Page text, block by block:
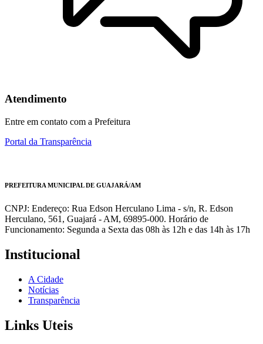
Atendimento
Entre em contato com a Prefeitura
Portal da Transparência
PREFEITURA MUNICIPAL DE GUAJARÁ/AM
CNPJ: Endereço: Rua Edson Herculano Lima - s/n, R. Edson
Herculano, 561, Guajará - AM, 69895-000. Horário de
Funcionamento: Segunda a Sexta das 08h às 12h e das 14h às 17h
Institucional
A Cidade
Notícias
Transparência
Links Uteis